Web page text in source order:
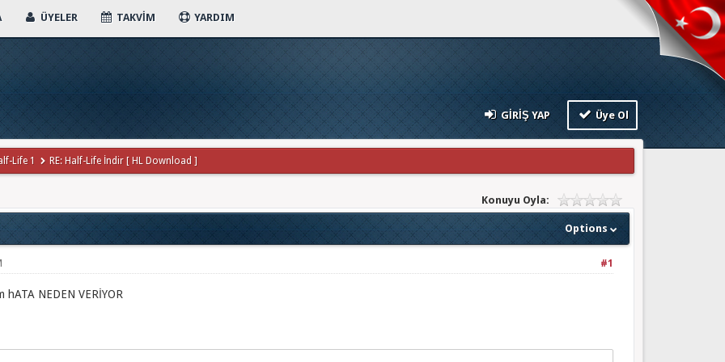
ÜYELER TAKVIM YARDIM
GIRIŞ YAP Üye Ol
Life 1 RE: Half-Life İndir [ HL Download ]
Konuyu Oyla:
Options
#1
NEDEN VERİYOR